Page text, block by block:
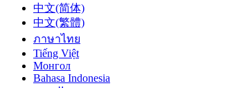
中文(简体)
中文(繁體)
ภาษาไทย
Tiếng Việt
Монгол
Bahasa Indonesia